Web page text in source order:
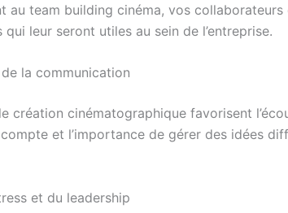
au team building cinéma, vos
qui leur seront utiles au sein de l’entreprise.
la communication
création cinématographique favorisent
et l’importance de gérer des idées
et du leadership